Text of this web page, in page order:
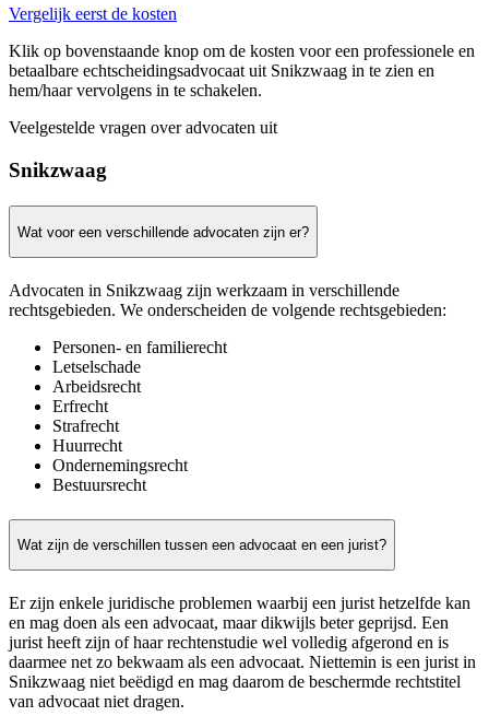
Vergelijk eerst de kosten
Klik op bovenstaande knop om de kosten voor een professionele en
betaalbare echtscheidingsadvocaat uit Snikzwaag in te zien en
hem/haar vervolgens in te schakelen.
Veelgestelde vragen over advocaten uit
Snikzwaag
Wat voor een verschillende advocaten zijn er?
Advocaten in Snikzwaag zijn werkzaam in verschillende
rechtsgebieden. We onderscheiden de volgende rechtsgebieden:
Personen- en familierecht
Letselschade
Arbeidsrecht
Erfrecht
Strafrecht
Huurrecht
Ondernemingsrecht
Bestuursrecht
Wat zijn de verschillen tussen een advocaat en een jurist?
Er zijn enkele juridische problemen waarbij een jurist hetzelfde kan
en mag doen als een advocaat, maar dikwijls beter geprijsd. Een
jurist heeft zijn of haar rechtenstudie wel volledig afgerond en is
daarmee net zo bekwaam als een advocaat. Niettemin is een jurist in
Snikzwaag niet beëdigd en mag daarom de beschermde rechtstitel
van advocaat niet dragen.